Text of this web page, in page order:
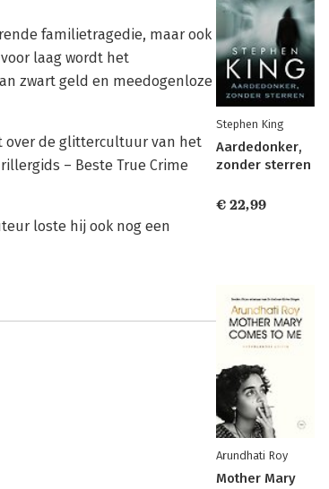
familietragedie, maar ook
laag wordt het
zwart geld en meedogenloze
over de glittercultuur van het
– Beste True Crime
loste hij ook nog een
Stephen King
Aardedonker,
zonder sterren
€ 22,99
Arundhati Roy
Mother Mary